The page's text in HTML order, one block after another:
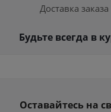
Доставка заказа
Будьте всегда в
Оставайтесь на